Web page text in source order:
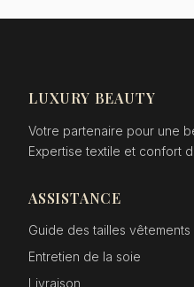
LUXURY BEAUTY
Votre partenaire pour une
Expertise textile et confort
ASSISTANCE
Guide des tailles vêtements
Entretien de la soie
Livraison